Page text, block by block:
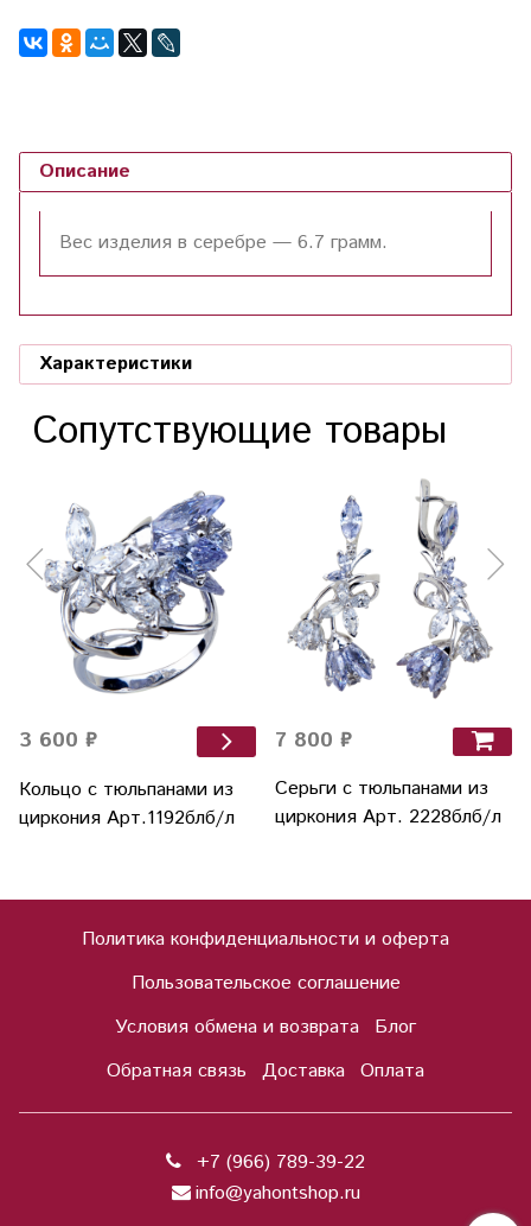
Описание
Вес изделия в серебре — 6.7 грамм.
Характеристики
Сопутствующие товары
3 600 ₽
Кольцо с тюльпанами из
циркония Арт.1192блб/л
7 800 ₽
Серьги с тюльпанами из
циркония Арт. 2228блб/л
Политика конфиденциальности и оферта
Пользовательское соглашение
Условия обмена и возврата
Блог
Обратная связь
Доставка Оплата
+7 (966) 789-39-22
info@yahontshop.ru